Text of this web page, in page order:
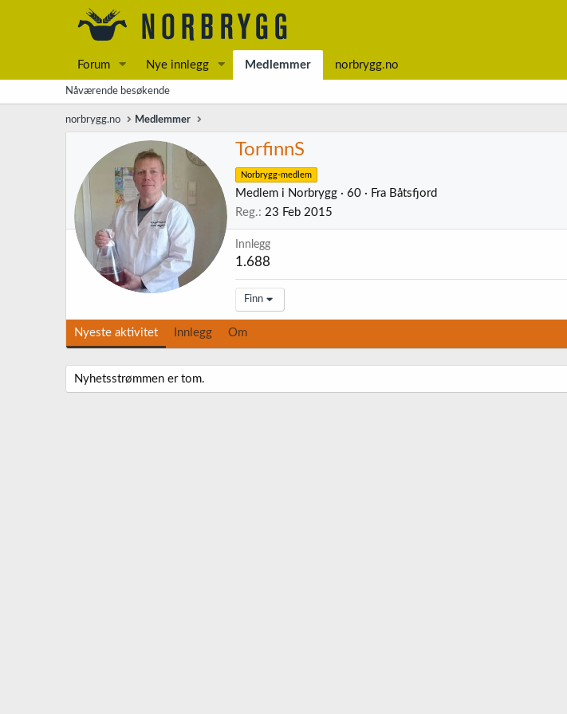
Forum Nye innlegg Medlemmer norbrygg.no
Nåværende besøkende
norbrygg.no Medlemmer
TorfinnS
Norbrygg-medlem
Medlem i Norbrygg · 60 · Fra Båtsfjord
Reg. 23 Feb 2015
Innlegg
1.688
Finn
Nyeste aktivitet Innlegg Om
Nyhetsstrømmen er tom.